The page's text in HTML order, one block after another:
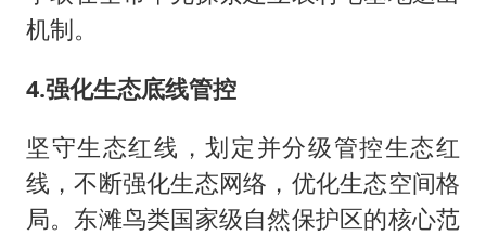
机制。
4.强化生态底线管控
坚守生态红线，划定并分级管控生态红
线，不断强化生态网络，优化生态空间格
局。东滩鸟类国家级自然保护区的核心范